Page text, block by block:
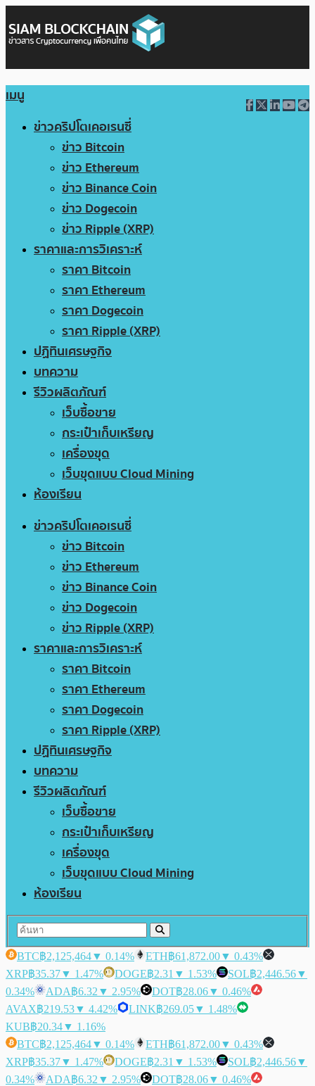
เมนู
ข่าวคริปโตเคอเรนซี่
ข่าว Bitcoin
ข่าว Ethereum
ข่าว Binance Coin
ข่าว Dogecoin
ข่าว Ripple (XRP)
ราคาและการวิเคราะห์
ราคา Bitcoin
ราคา Ethereum
ราคา Dogecoin
ราคา Ripple (XRP)
ปฏิทินเศรษฐกิจ
บทความ
รีวิวผลิตภัณฑ์
เว็บซื้อขาย
กระเป๋าเก็บเหรียญ
เครื่องขุด
เว็บขุดแบบ Cloud Mining
ห้องเรียน
ข่าวคริปโตเคอเรนซี่
ข่าว Bitcoin
ข่าว Ethereum
ข่าว Binance Coin
ข่าว Dogecoin
ข่าว Ripple (XRP)
ราคาและการวิเคราะห์
ราคา Bitcoin
ราคา Ethereum
ราคา Dogecoin
ราคา Ripple (XRP)
ปฏิทินเศรษฐกิจ
บทความ
รีวิวผลิตภัณฑ์
เว็บซื้อขาย
กระเป๋าเก็บเหรียญ
เครื่องขุด
เว็บขุดแบบ Cloud Mining
ห้องเรียน
BTC฿2,125,464▼ 0.14% ETH฿61,872.00▼ 0.43%
XRP฿35.37▼ 1.47% DOGE฿2.31 ▼ 1.53% SOL฿2,446.56▼
0.34%
ADA฿6.32 ▼ 2.95% DOT฿28.06▼ 0.46%
AVAX฿219.53▼ 4.42% LINK฿269.05▼ 1.48%
KUB฿20.34▼ 1.16%
BTC฿2,125,464▼ 0.14% ETH฿61,872.00▼ 0.43%
XRP฿35.37▼ 1.47% DOGE฿2.31 ▼ 1.53% SOL฿2,446.56▼
0.34%
ADA฿6.32 ▼ 2.95% DOT฿28.06▼ 0.46%